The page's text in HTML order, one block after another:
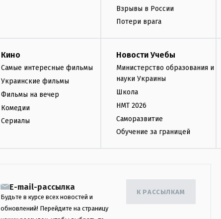
Взрывы в России
Потери врага
Кино
Самые интересные фильмы
Украинские фильмы
Фильмы на вечер
Комедии
Сериалы
Новости Учебы
Министерство образования и
науки Украины
Школа
НМТ 2026
Саморазвитие
Обучение за границей
E-mail-рассылка
Будьте в курсе всех новостей и
обновлений! Перейдите на страницу
К РАССЫЛКАМ